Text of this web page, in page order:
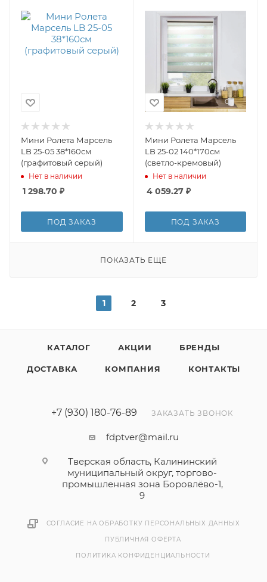
Мини Ролета Марсель
LB 25-05 38*160см
(графитовый серый)
Нет в наличии
1 298.70 ₽
ПОД ЗАКАЗ
Мини Ролета Марсель
LB 25-02 140*170см
(светло-кремовый)
Нет в наличии
4 059.27₽
ПОД ЗАКАЗ
ПОКАЗАТЬ ЕЩЕ
1 2 3
КАТАЛОГ АКЦИИ БРЕНДЫ
ДОСТАВКА КОМПАНИЯ КОНТАКТЫ
+7 (930) 180-76-89 ЗАКАЗАТЬ ЗВОНОК
fdptver@mail.ru
Тверская область, Калининский
муниципальный округ, торгово-
промышленная зона Боровлёво-1,
9
СОГЛАСИЕ НА ОБРАБОТКУ ПЕРСОНАЛЬНЫХ ДАННЫХ
ПУБЛИЧНАЯ ОФЕРТА
ПОЛИТИКА КОНФИДЕНЦИАЛЬНОСТИ